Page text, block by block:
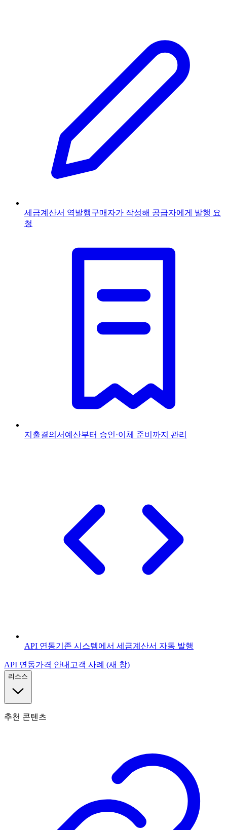
세금계산서 역발행구매자가 작성해 공급자에게 발행 요
청
지출결의서 예산부터 승인·이체 준비까지 관리
API 연동기존 시스템에서 세금계산서 자동 발행
API 연동가격 안내 고객 사례 (새 창)
리소스
추천 콘텐츠